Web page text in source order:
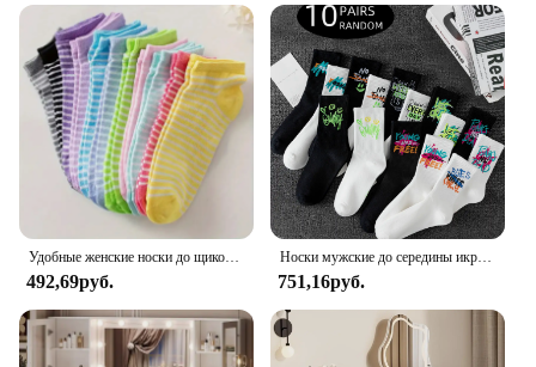
Удобные женские носки до щиколотки 10 пар: принты в виде сердечек и полосок, прочная трикотажная ткань-идеальный подарок
492,69руб.
Носки мужские до середины икры, 10 пар, в случайном стиле, с граффити, универсальный и повседневный спортивный стиль, мягкие и удобные
751,16руб.